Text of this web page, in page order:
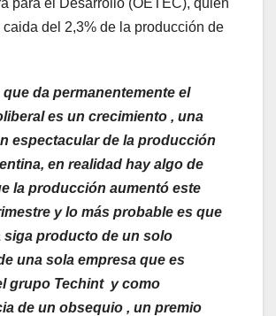
del 2,3% de la producción de
que da permanentemente el
es un crecimiento , una
espectacular de la producción
en realidad hay algo de
la producción aumentó este
y lo más probable es que
siga producto de un solo
una sola empresa que es
grupo Techint y como
de un obsequio , un premio